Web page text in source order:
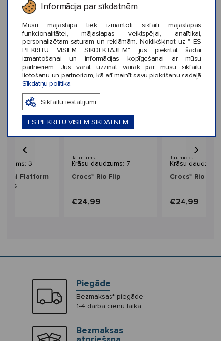
Informācija par sīkdatnēm
Mūsu mājaslapā tiek izmantoti sīkfaili mājaslapas
funkcionalitātei, mājaslapas veiktspējai, analītikai,
personalizētam saturam un reklāmām. Noklikšķinot uz " ES
PIEKRĪTU VISIEM SĪKDEKTAJIEM", jūs piekrītat šādai
izmantošanai un informācijas kopīgošanai ar mūsu
partneriem. Jūs varat uzzināt vairāk par mūsu sīkfailu
lietošanu un partneriem, kā arī mainīt savu piekrišanu sadaļā
Sīkdatņu politika.
Sīkfailu iestatījumi
ES PIEKRĪTU VISIEM SĪKDATNĒM
KLIENTU ATSAUKSMES (0)
Līdzīga stila preces
3
Flatform
Jaunums
Krāsu daudzums: 7
Crocs™ Rio Flip
€24,99
Jaunums
Krāsu
Crocs™ Rio Flip
€24,99
‹ ›
Piegāde
Bezmaksas* piegāde
1-4 darba dienu laikā.
Bezmaksas